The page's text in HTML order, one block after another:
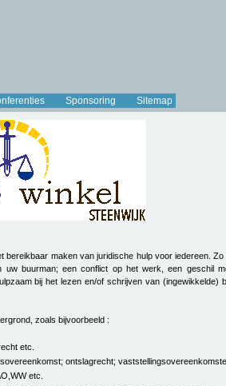
Sponsoring Sitemap
bereikbaar maken van juridische hulp voor iedereen.
buurman; een conflict op het werk, een geschil
bij het lezen en/of schrijven van (ingewikkelde)
zoals bijvoorbeeld :
etc.
ontslagrecht;
etc.